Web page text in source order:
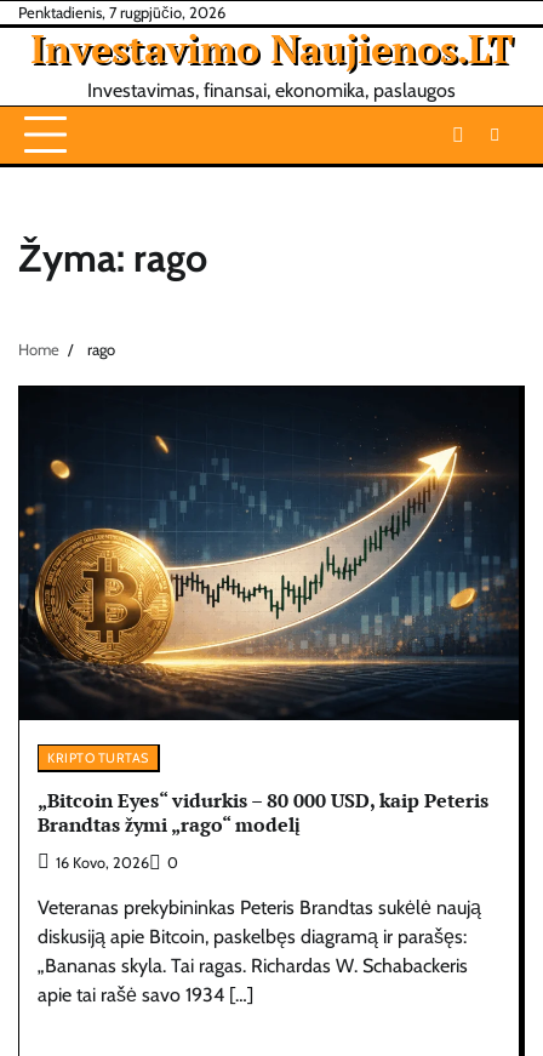
Skip
content
Penktadienis, 7 rugpjūčio, 2026
Investavimo Naujienos.LT
Investavimas, finansai, ekonomika, paslaugos
Žyma: rago
Home rago
KRIPTO TURTAS
„Bitcoin Eyes“ vidurkis – 80 000 USD, kaip Peteris
Brandtas žymi „rago“ modelį
16 Kovo, 2026 0
Veteranas prekybininkas Peteris Brandtas sukėlė naują
diskusiją apie Bitcoin, paskelbęs diagramą ir parašęs:
„Bananas skyla. Tai ragas. Richardas W. Schabackeris
apie tai rašė savo 1934 […]